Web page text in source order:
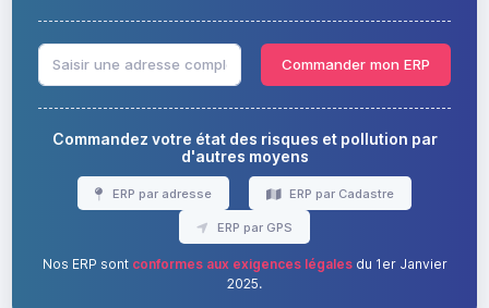
Commander mon ERP
Commandez votre état des risques et pollution par
d'autres moyens
ERP par adresse ERP par Cadastre
ERP par GPS
Nos ERP sont conformes aux exigences légalesdu 1er Janvier
2025.